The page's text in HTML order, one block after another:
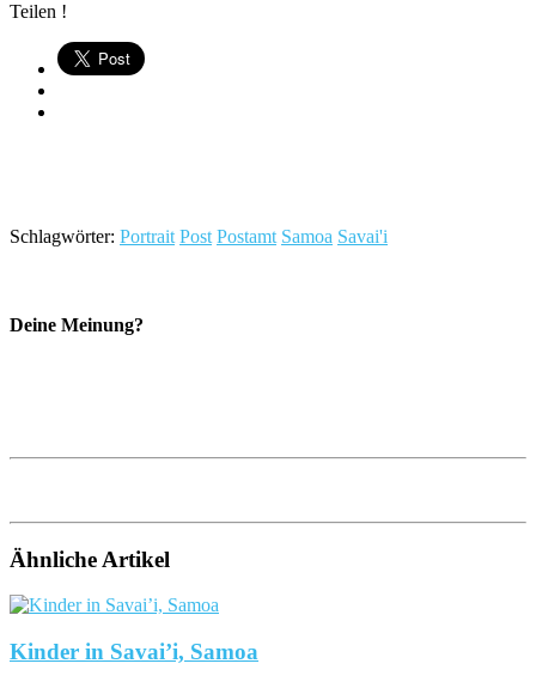
Teilen !
Schlagwörter: Portrait Post Postamt Samoa Savai'i
Deine Meinung?
Ähnliche Artikel
Kinder in Savai’i, Samoa